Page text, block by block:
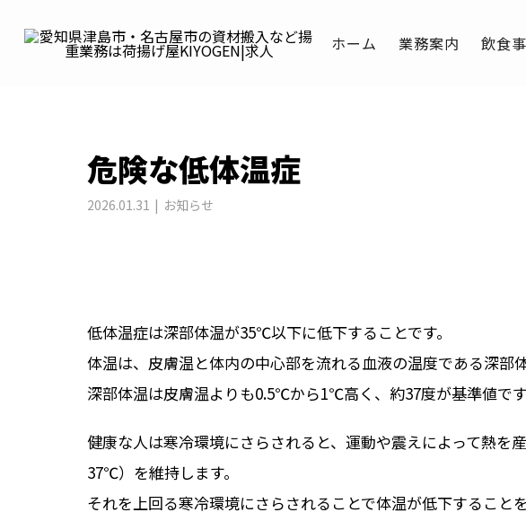
ホーム 業務案内 飲食
BLOG お知らせ 危険な低体温症
危険な低体温症
2026.01.31 お知らせ
低体温症は深部体温が35℃以下に低下することです。
体温は、皮膚温と体内の中心部を流れる血液の温度である深部
深部体温は皮膚温よりも0.5℃から1℃高く、 約37度が基準値です
健康な人は寒冷環境にさらされると、運動や震えによって熱を
37℃）を維持します。
それを上回る寒冷環境にさらされることで体温が低下することを